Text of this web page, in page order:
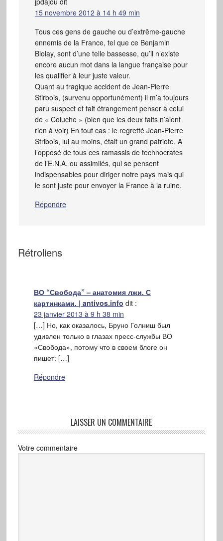
15 novembre 2012 à 14 h 49 min
Tous ces gens de gauche ou d’extrême-gauche
ennemis de la France, tel que ce Benjamin
Biolay, sont d’une telle bassesse, qu’il n’existe
encore aucun mot dans la langue française pour
les qualifier à leur juste valeur.
Quant au tragique accident de Jean-Pierre
Stirbois, (survenu opportunément) il m’a toujours
paru suspect et fait étrangement penser à celui
de « Coluche » (bien que les deux faits n’aient
rien à voir) En tout cas : le regretté Jean-Pierre
Stribois, lui au moins, était un grand patriote. A
l’opposé de tous ces ramassis de technocrates
de l’E.N.A. ou assimilés, qui se pensent
indispensables pour diriger notre pays mais qui
le sont juste pour envoyer la France à la ruine.
Répondre
Rétroliens
ВО “Свобода” – анатомия лжи. С
картинками. | antivos.info dit :
23 janvier 2013 à 9 h 38 min
[…] Но, как оказалось, Бруно Голниш был
удивлен только в глазах пресс-службы ВО
«Свобода», потому что в своем блоге он
пишет: […]
Répondre
LAISSER UN COMMENTAIRE
Votre commentaire